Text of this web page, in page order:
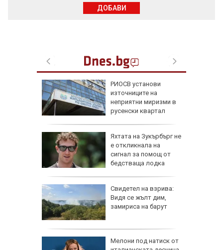
РИОСВ установи
източниците на
неприятни миризми в
русенски квартал
Яхтата на Зукърбърг не
е откликнала на
сигнал за помощ от
бедстваща лодка
Свидетел на взрива:
Видя се жълт дим,
замириса на барут
Мелони под натиск от
ДОБАВИ